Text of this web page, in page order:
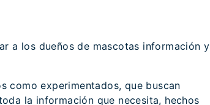
a los dueños de mascotas información y
como experimentados, que buscan
la información que necesita, hechos